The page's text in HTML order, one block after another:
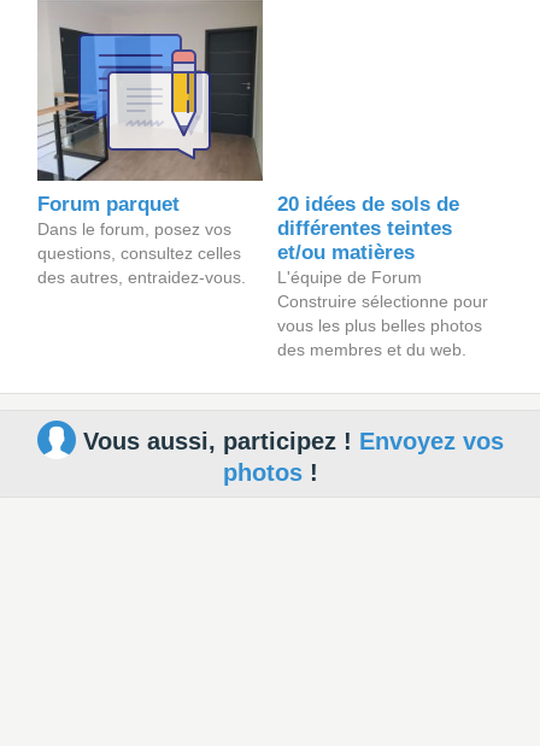
Forum parquet
Dans le forum, posez vos
questions, consultez celles
des autres, entraidez-vous.
20 idées de sols de
différentes teintes
et/ou matières
L'équipe de Forum
Construire sélectionne pour
vous les plus belles photos
des membres et du web.
Vous aussi, participez ! Envoyez vos
photos!